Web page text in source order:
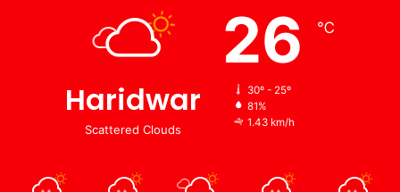
Haridwar
Scattered Clouds
26 ℃
30º - 25º
81%
1.43 km/h